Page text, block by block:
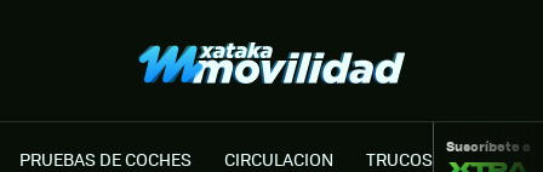
PRUEBAS DE COCHES CIRCULACION TRUCOS MOTOR
Suscríbete a